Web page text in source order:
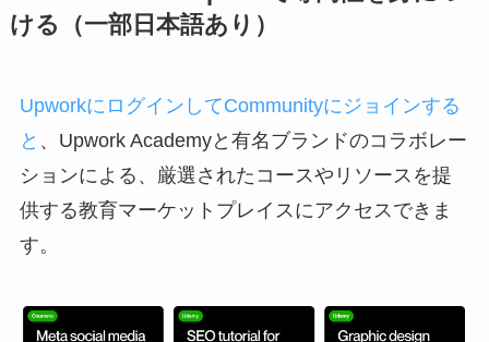
ける（一部日本語あり）
UpworkにログインしてCommunityにジョインする
と 、Upwork Academyと有名ブランドのコラボレー
ションによる、厳選されたコースやリソースを提
供する教育マーケットプレイスにアクセスできま
す。